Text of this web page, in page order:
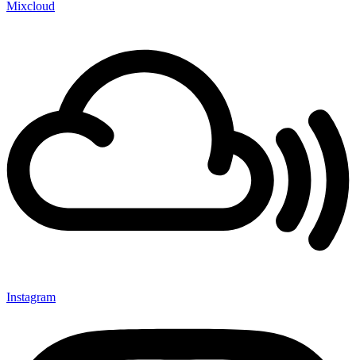
Mixcloud
Instagram